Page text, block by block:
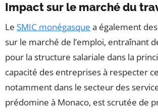
Impact sur le marché du
Le SMIC monégasque a également
sur le marché de l’emploi, entraînant
pour la structure salariale dans la
capacité des entreprises à respecter
notamment dans le secteur des
prédomine à Monaco, est scrutée de